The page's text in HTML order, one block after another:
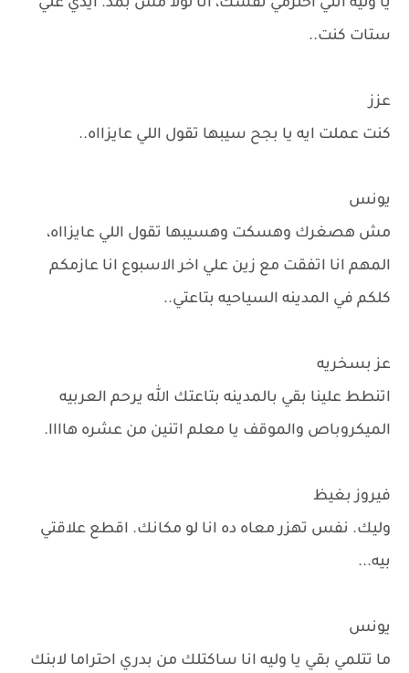
يا وليه انتي احترمي نفسك، انا لولا مش بمد. ايدي علي
ستات كنت..
عزز
كنت عملت ايه يا بجح سيبها تقول اللي عايزااه..
يونس
مش هصغرك وهسكت وهسيبها تقول اللي عايزااه،
المهم انا اتفقت مع زين علي اخر الاسبوع انا عازمكم
كلكم في المدينه السياحيه بتاعتي..
عز بسخريه
اتنطط علينا بقي بالمدينه بتاعتك الله يرحم العربيه
الميكروباص والموقف يا معلم اتنين من عشره هاااا.
فيروز بغيظ
وليك. نفس تهزر معاه ده انا لو مكانك. اقطع علاقتي
بيه...
يونس
ما تتلمي بقي يا وليه انا ساكتلك من بدري احتراما لابنك